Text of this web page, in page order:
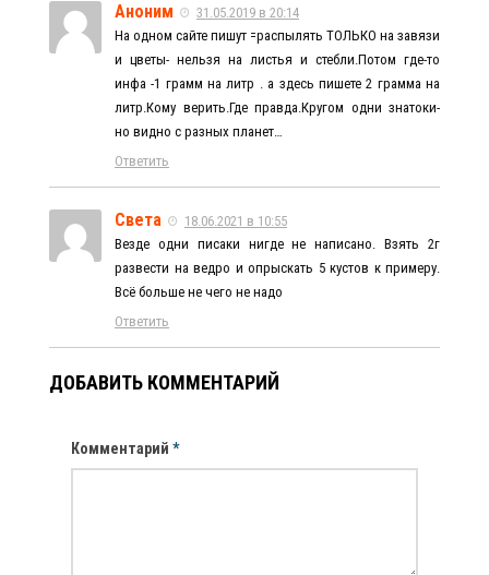
Аноним
31.05.2019 в 20:14
На одном сайте пишут =распылять ТОЛЬКО на завязи
и цветы- нельзя на листья и стебли.Потом где-то
инфа -1 грамм на литр . а здесь пишете 2 грамма на
литр.Кому верить.Где правда.Кругом одни знатоки-
но видно с разных планет…
Ответить
Света
18.06.2021 в 10:55
Везде одни писаки нигде не написано. Взять 2г
развести на ведро и опрыскать 5 кустов к примеру.
Всё больше не чего не надо
Ответить
ДОБАВИТЬ КОММЕНТАРИЙ
Комментарий *